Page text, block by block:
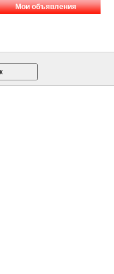
Мои объявления